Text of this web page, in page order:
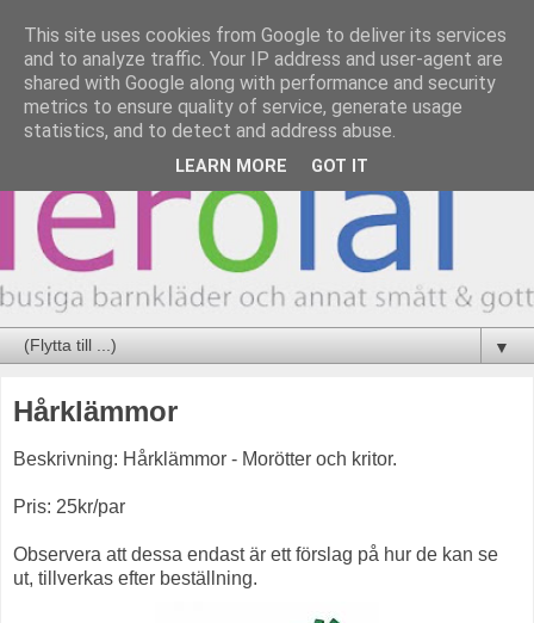
▼
Hårklämmor
Beskrivning: Hårklämmor - Morötter och kritor.
Pris: 25kr/par
Observera att dessa endast är ett förslag på hur de kan se
ut, tillverkas efter beställning.
This site uses cookies from Google to deliver its services
and to analyze traffic. Your IP address and user-agent are
shared with Google along with performance and security
metrics to ensure quality of service, generate usage
statistics, and to detect and address abuse.
LEARN MORE GOT IT